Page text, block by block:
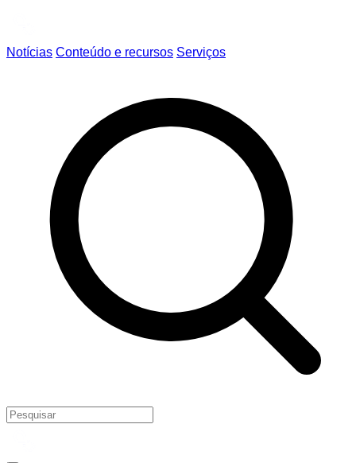
Notícias Conteúdo e recursos Serviços